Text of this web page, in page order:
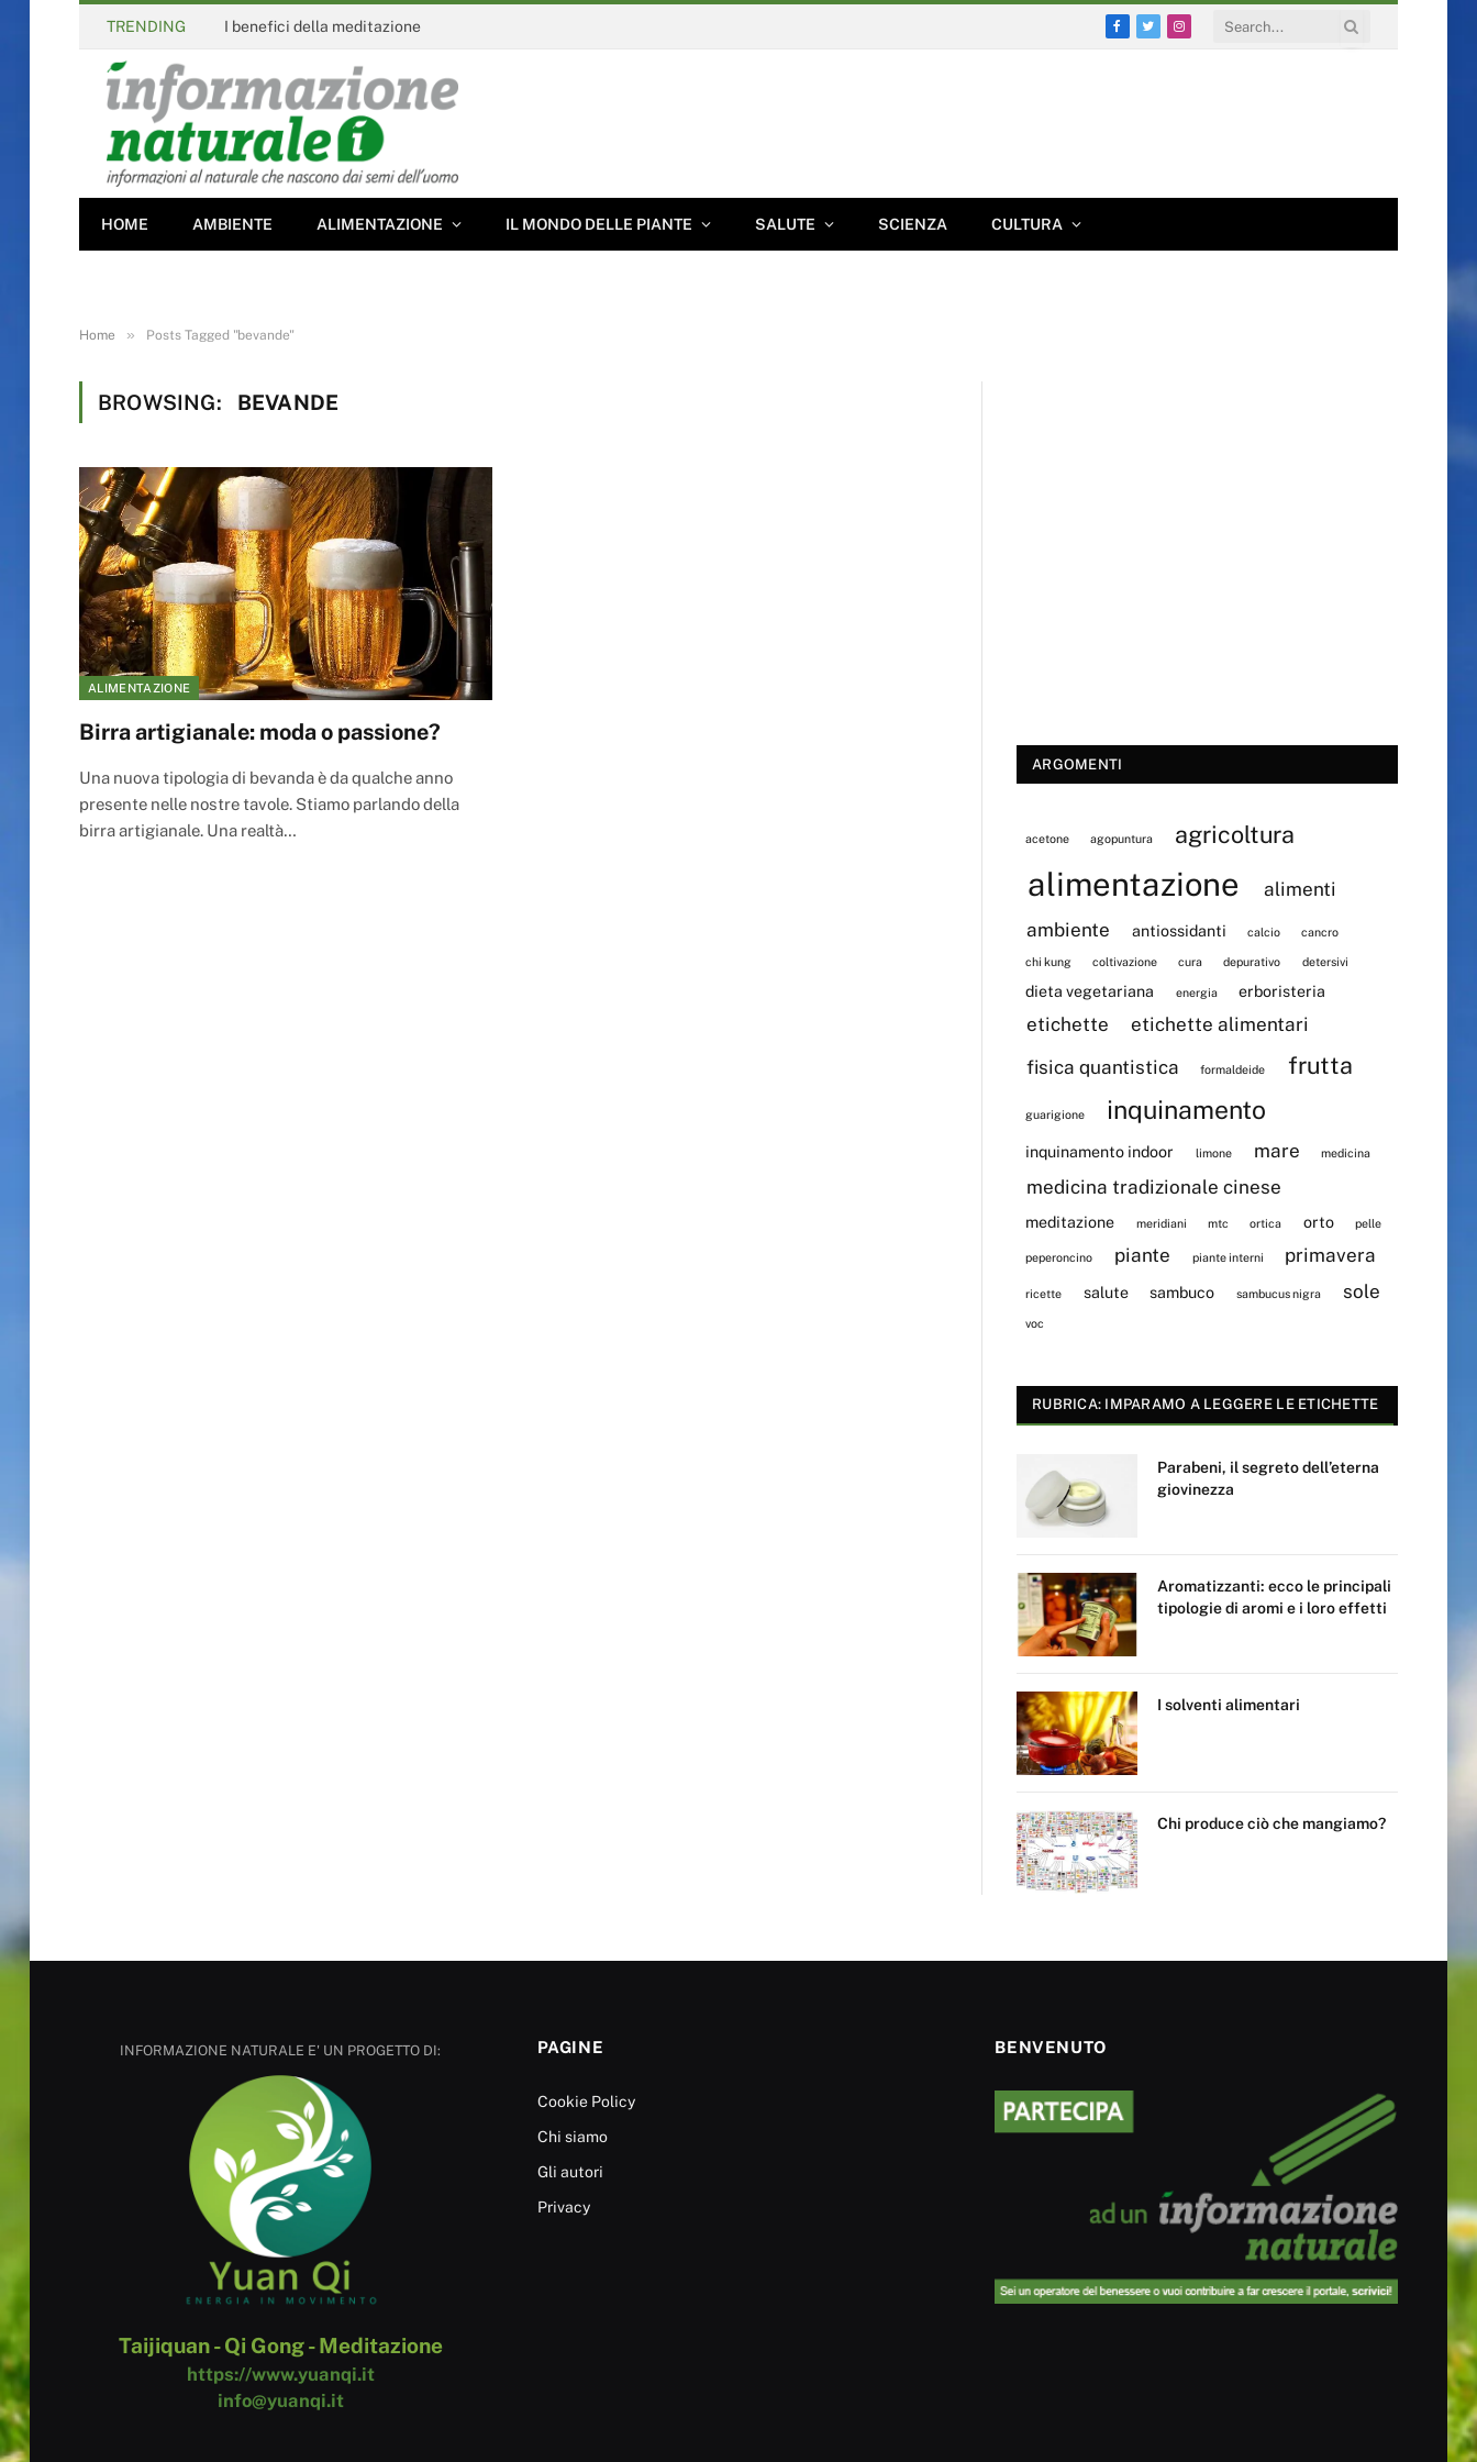
TRENDING I benefici della meditazione
Facebook
TwitterInstagram
HOME AMBIENTE ALIMENTAZIONE IL MONDO DELLE PIANTE SALUTE SCIENZA CULTURA
Home » Posts Tagged "bevande"
BROWSING: BEVANDE
ALIMENTAZIONE
Birra artigianale: moda o passione?
Una nuova tipologia di bevanda è da qualche anno
presente nelle nostre tavole. Stiamo parlando della
birra artigianale. Una realtà…
ARGOMENTI
acetone agopuntura agricoltura
alimentazione
alimenti
ambiente
antiossidanti calcio cancro
chi kung coltivazione cura depurativo detersivi
dieta vegetariana energia erboristeria
etichette
etichette alimentari
fisica quantistica
formaldeide frutta
guarigione inquinamento
inquinamento indoor limone mare medicina
medicina tradizionale cinese
meditazione meridiani mtc ortica orto pelle
peperoncino piante piante interni primavera
ricette salute sambuco sambucus nigra sole
voc
RUBRICA: IMPARAMO A LEGGERE LE ETICHETTE
Parabeni, il segreto dell’eterna
giovinezza
Aromatizzanti: ecco le principali
tipologie di aromi e i loro effetti
I solventi alimentari
Chi produce ciò che mangiamo?
INFORMAZIONE NATURALE E' UN PROGETTO DI:
Taijiquan - Qi Gong - Meditazione
https://www.yuanqi.it
info@yuanqi.it
PAGINE
Cookie Policy
Chi siamo
Gli autori
Privacy
BENVENUTO